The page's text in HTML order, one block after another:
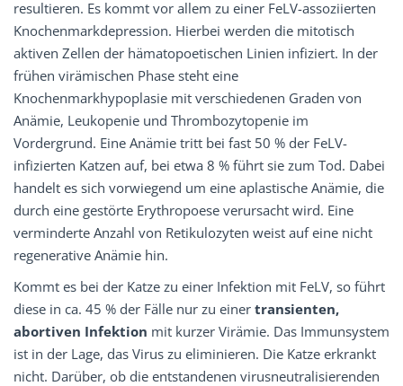
resultieren. Es kommt vor allem zu einer FeLV-assoziierten
Knochenmarkdepression. Hierbei werden die mitotisch
aktiven Zellen der hämatopoetischen Linien infiziert. In der
frühen virämischen Phase steht eine
Knochenmarkhypoplasie mit verschiedenen Graden von
Anämie, Leukopenie und Thrombozytopenie im
Vordergrund. Eine Anämie tritt bei fast 50 % der FeLV-
infizierten Katzen auf, bei etwa 8 % führt sie zum Tod. Dabei
handelt es sich vorwiegend um eine aplastische Anämie, die
durch eine gestörte Erythropoese verursacht wird. Eine
verminderte Anzahl von Retikulozyten weist auf eine nicht
regenerative Anämie hin.
Kommt es bei der Katze zu einer Infektion mit FeLV, so führt
diese in ca. 45 % der Fälle nur zu einer transienten,
abortiven Infektion mit kurzer Virämie. Das Immunsystem
ist in der Lage, das Virus zu eliminieren. Die Katze erkrankt
nicht. Darüber, ob die entstandenen virusneutralisierenden